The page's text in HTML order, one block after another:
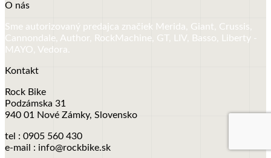
O nás
Sme autorizovaný predajca značiek Merida, Giant, Crussis,
Cannondale, Author, RockMachine, GT, LIV, Basso, Liberty -
MAYO, Vedora.
Kontakt
Rock Bike
Podzámska 31
940 01 Nové Zámky, Slovensko
tel : 0905 560 430
e-mail : info@rockbike.sk